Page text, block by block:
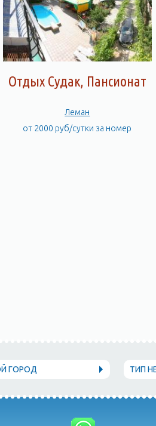
Отдых Судак, Пансионат
Леман
от 2000 руб/сутки за номер
ГОРОД ТИП